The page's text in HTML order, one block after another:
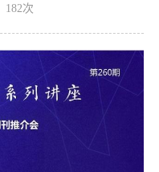
182次